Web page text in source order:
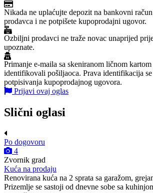
Nikada ne uplaćujte depozit na bankovni
prodavca i ne potpišete kupoprodajni ugovor.
Ozbiljni prodavci ne traže novac unaprijed
upoznate.
Primanje e-maila sa skeniranom ličnom kartom
identifikovali pošiljaoca. Prava identifikacija
potpisivanja kupoprodajnog ugovora.
Prijavi ovaj oglas
Slični oglasi
Po dogovoru
4
Zvornik grad
Kuća na prodaju
Renovirana kuća na 2 sprata sa garažom,
Prizemlje se sastoji od dnevne sobe sa